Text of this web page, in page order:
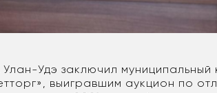
Улан-Удэ заключил
выигравшим аукцион по